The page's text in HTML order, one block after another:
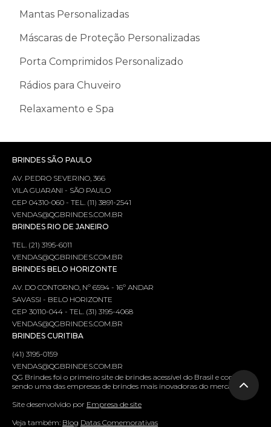
Mantas Personalizadas
Máscaras de Proteção Personalizadas
Porta Comprimidos Personalizado
Rádios para Chuveiro
Relaxamento e Spa
BRINDES SÃO PAULO
AV. PEDRO SEVERINO, 366
VILA GUARANI - SÃO PAULO
CEP 04310-060 - TEL. (11) 3891-2541
VENDAS@QGBRINDES.COM.BR
BRINDES RIO DE JANEIRO
TEL. (21) 3195-6011
VENDAS@QGBRINDES.COM.BR
BRINDES BELO HORIZONTE
AV. DO CONTORNO, Nº 6594 - 16º ANDAR
SAVASSI - BELO HORIZONTE
CEP 30110-044 - TEL. (31) 3195-4068
VENDAS@QGBRINDES.COM.BR
BRINDES CURITIBA
(41) 3195-0159
VENDAS@QGBRINDES.COM.BR
QG Brindes foi o primeiro site de brindes acessível do Brasil e continua
sendo uma das empresas de brindes mais inovadoras do mercado.
Site desenvolvido por Empresa de site
Veja também: Blog Datas Comemorativas